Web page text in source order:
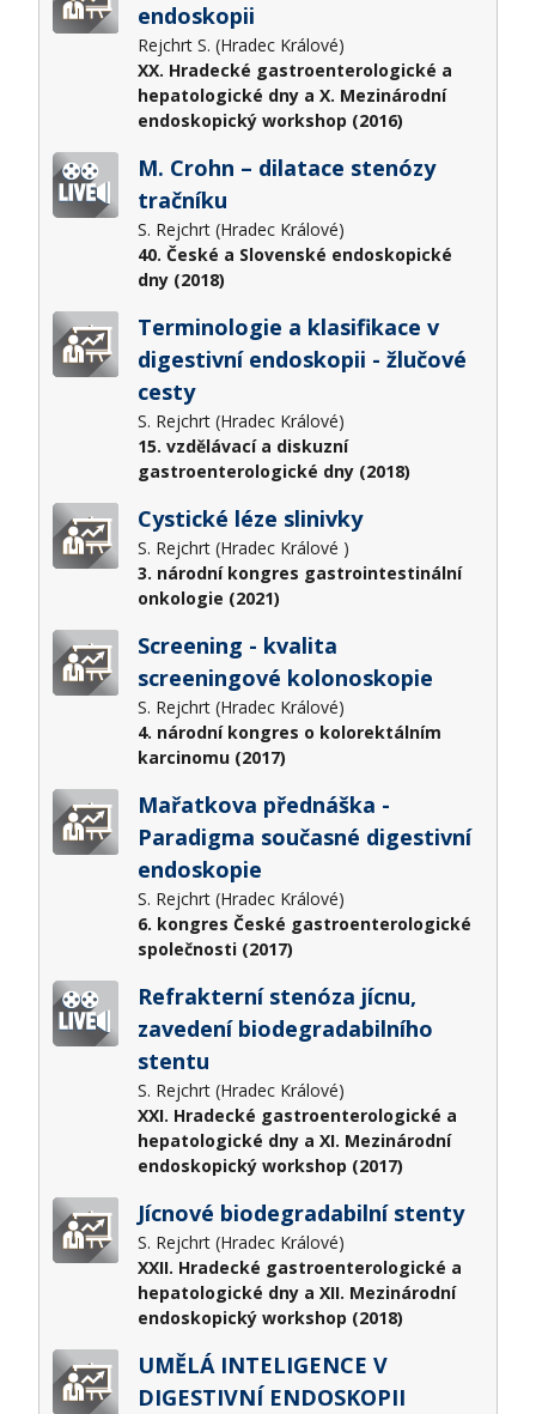
endoskopii
Rejchrt S. (Hradec Králové)
XX. Hradecké gastroenterologické a
hepatologické dny a X. Mezinárodní
endoskopický workshop (2016)
M. Crohn – dilatace stenózy
tračníku
S. Rejchrt (Hradec Králové)
40. České a Slovenské endoskopické
dny (2018)
Terminologie a klasifikace v
digestivní endoskopii - žlučové
cesty
S. Rejchrt (Hradec Králové)
15. vzdělávací a diskuzní
gastroenterologické dny (2018)
Cystické léze slinivky
S. Rejchrt (Hradec Králové )
3. národní kongres gastrointestinální
onkologie (2021)
Screening - kvalita
screeningové kolonoskopie
S. Rejchrt (Hradec Králové)
4. národní kongres o kolorektálním
karcinomu (2017)
Mařatkova přednáška -
Paradigma současné digestivní
endoskopie
S. Rejchrt (Hradec Králové)
6. kongres České gastroenterologické
společnosti (2017)
Refrakterní stenóza jícnu,
zavedení biodegradabilního
stentu
S. Rejchrt (Hradec Králové)
XXI. Hradecké gastroenterologické a
hepatologické dny a XI. Mezinárodní
endoskopický workshop (2017)
Jícnové biodegradabilní stenty
S. Rejchrt (Hradec Králové)
XXII. Hradecké gastroenterologické a
hepatologické dny a XII. Mezinárodní
endoskopický workshop (2018)
UMĚLÁ INTELIGENCE V
DIGESTIVNÍ ENDOSKOPII